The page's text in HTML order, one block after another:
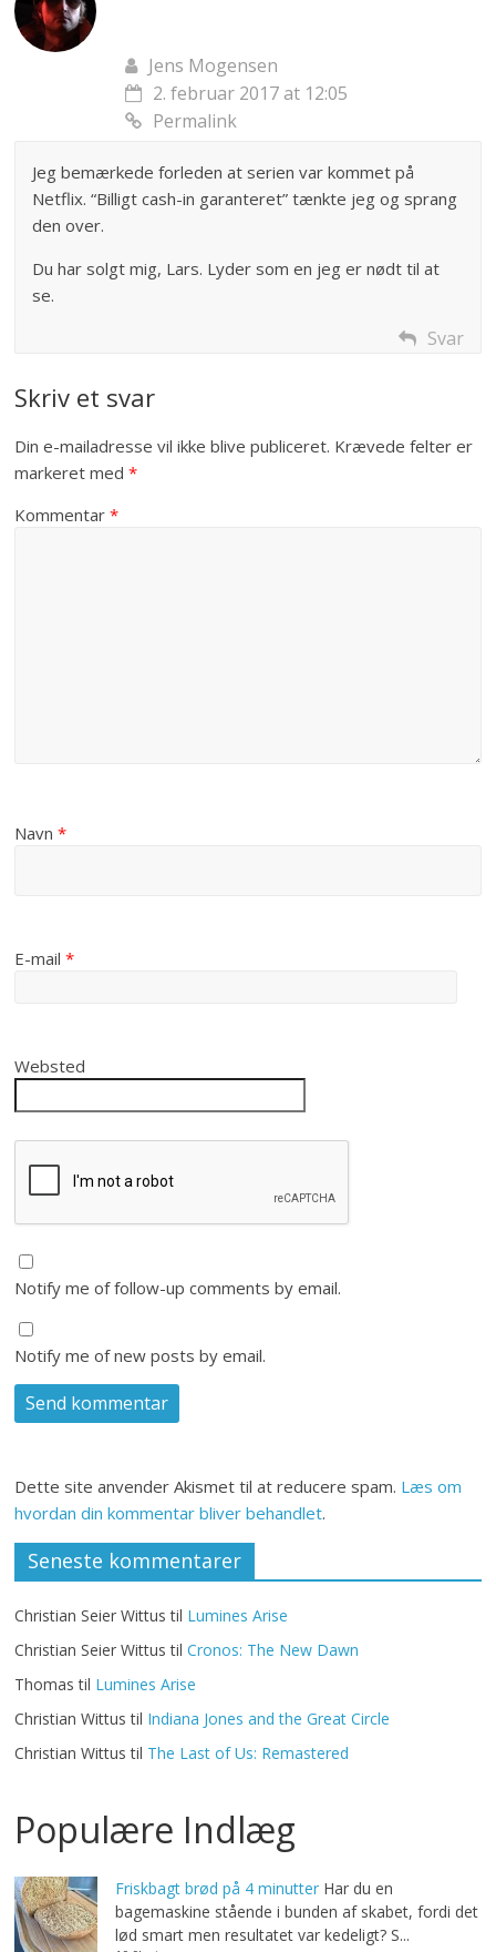
Jens Mogensen
2. februar 2017 at 12:05
Permalink
Jeg bemærkede forleden at serien var kommet på
Netflix. “Billigt cash-in garanteret” tænkte jeg og sprang
den over.
Du har solgt mig, Lars. Lyder som en jeg er nødt til at
se.
Svar
Skriv et svar
Din e-mailadresse vil ikke blive publiceret. Krævede felter er
markeret med*
Kommentar*
Navn*
E-mail*
Websted
Notify me of follow-up comments by email.
Notify me of new posts by email.
Dette site anvender Akismet til at reducere spam. Læs om
hvordan din kommentar bliver behandlet.
Seneste kommentarer
Christian Seier Wittus til Lumines Arise
Christian Seier Wittus tilCronos: The New Dawn
Thomas til Lumines Arise
Christian Wittus til Indiana Jones and the Great Circle
Christian Wittus til The Last of Us: Remastered
Populære Indlæg
Friskbagt brød på 4 minutter Har du en
bagemaskine stående i bunden af skabet, fordi det
lød smart men resultatet var kedeligt? S...